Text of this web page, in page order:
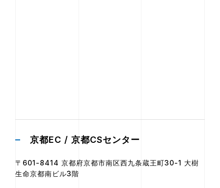
京都EC / 京都CSセンター
〒601-8414 京都府京都市南区西九条蔵王町30-1 大樹
生命京都南ビル3階